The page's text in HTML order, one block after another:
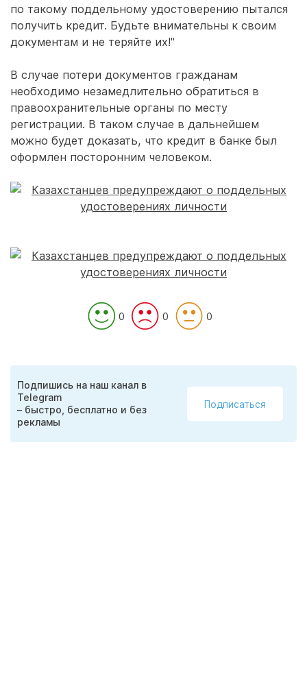
по такому поддельному удостоверению пытался
получить кредит. Будьте внимательны к своим
документам и не теряйте их!"
В случае потери документов гражданам
необходимо незамедлительно обратиться в
правоохранительные органы по месту
регистрации. В таком случае в дальнейшем
можно будет доказать, что кредит в банке был
оформлен посторонним человеком.
0 0 0
Подпишись на наш канал в
Telegram
– быстро, бесплатно и без
рекламы
Подписаться